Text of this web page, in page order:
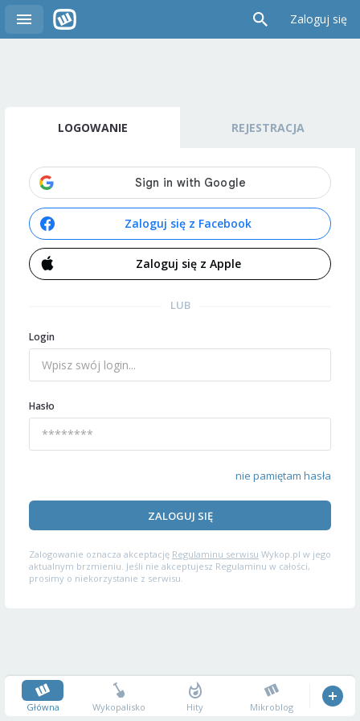
Zaloguj się
LOGOWANIE REJESTRACJA
Zaloguj się z Facebook
Zaloguj się z Apple
LUB
Login
Hasło
nie pamiętam hasła
ZALOGUJ SIĘ
Zalogowanie oznacza akceptację Regulaminu serwisu Wykop.pl w jego
aktualnym brzmieniu. Jeśli nie akceptujesz Regulaminu w całości,
prosimy o niekorzystanie z serwisu.
Główna Wykopalisko Hity Mikroblog